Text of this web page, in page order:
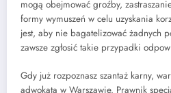
mogą obejmować groźby,
formy wymuszeń w celu uzyskania
jest, aby nie bagatelizować żadnych
zawsze zgłosić takie przypadki
Gdy już rozpoznasz szantaż karny,
adwokata w Warszawie. Prawnik